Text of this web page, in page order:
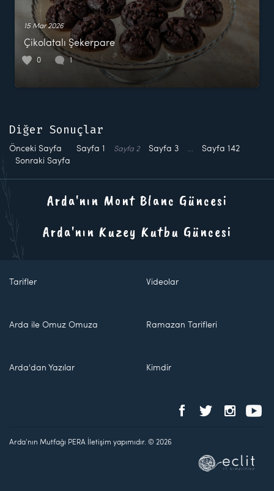
15 Mar 2026
Çikolatalı Şekerpare
0 1
Diğer Sonuçlar
Önceki Sayfa Sayfa 1 Sayfa 2 Sayfa 3 … Sayfa 142
Sonraki Sayfa
Arda'nın Mont Blanc Güncesi
Arda'nın Kuzey Kutbu Güncesi
Tarifler Videolar
Arda ile Omuz Omuza Ramazan Tarifleri
Arda'dan Yazılar Kimdir
Arda'nın Mutfağı PERA İletişim yapımıdır. © 2026